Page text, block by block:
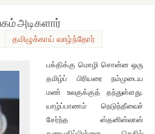
அடிகளார்
தமிழுக்காய் வாழ்ந்தோர்
பக்திக்கு மொழி சொன்ன ஒரு
தமிழ்ப் பிரியரை நம்முடைய
மண் உலகுக்குத் தந்துள்ளது.
யாழ்ப்பாணம் நெடுந்தீவைச்
சேர்ந்த ஸ்தனிஸ்லாஸ்